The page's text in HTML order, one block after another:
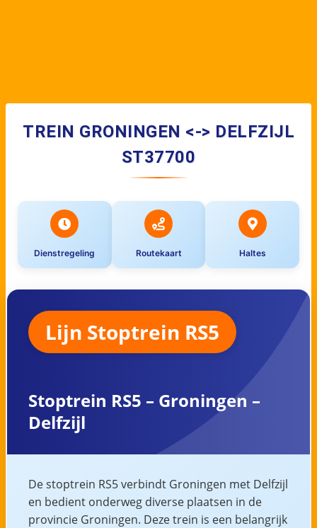
TREIN GRONINGEN <-> DELFZIJL
ST37700
Dienstregeling Routekaart Haltes
Lijn Stoptrein RS5
Stoptrein RS5 – Groningen –
Delfzijl
De stoptrein RS5 verbindt Groningen met Delfzijl
en bedient onderweg diverse plaatsen in de
provincie Groningen. Deze trein is een belangrijk